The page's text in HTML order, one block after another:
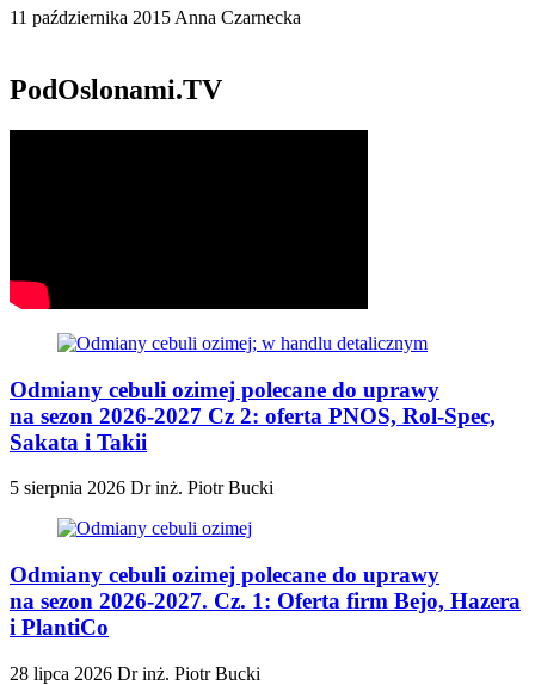
11 października 2015 Anna Czarnecka
PodOslonami.TV
Odmiany cebuli ozimej polecane do uprawy
na sezon 2026-2027 Cz 2: oferta PNOS, Rol-Spec,
Sakata i Takii
5 sierpnia 2026 Dr inż. Piotr Bucki
Odmiany cebuli ozimej polecane do uprawy
na sezon 2026-2027. Cz. 1: Oferta firm Bejo, Hazera
i PlantiCo
28 lipca 2026 Dr inż. Piotr Bucki